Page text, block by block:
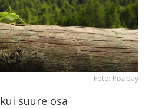
Foto: Pixabay
suure osa